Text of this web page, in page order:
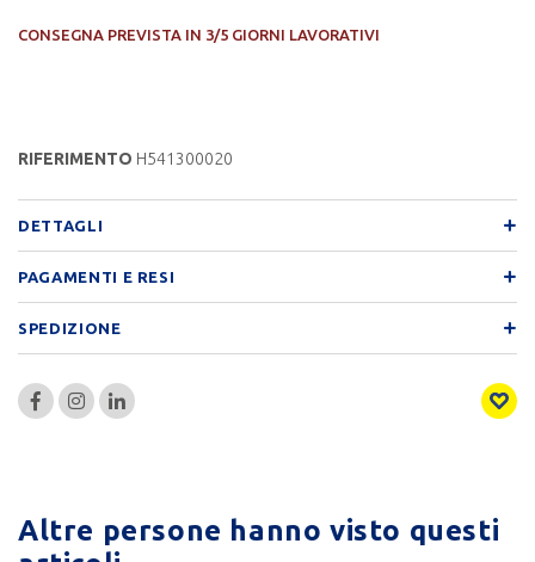
CONSEGNA PREVISTA IN 3/5 GIORNI LAVORATIVI
RIFERIMENTO H541300020
DETTAGLI
PAGAMENTI E RESI
SPEDIZIONE
Altre persone hanno visto questi